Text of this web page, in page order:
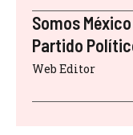
Somos
Partido
Web Editor